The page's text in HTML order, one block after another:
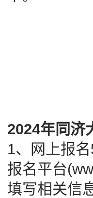
2024年同济
1、网上报
报名平台
填写相关信